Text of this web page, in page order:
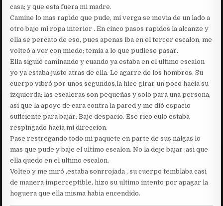
casa; y que esta fuera mi madre.
Camine lo mas rapido que pude, mi verga se movia de un lado a
otro bajo mi ropa interior . En cinco pasos rapidos la alcanze y
ella se percato de eso, pues apenas iba en el tercer escalon, me
volteó a ver con miedo; temia a lo que pudiese pasar.
Ella siguió caminando y cuando ya estaba en el ultimo escalon
yo ya estaba justo atras de ella. Le agarre de los hombros. Su
cuerpo vibró por unos segundos,la hice girar un poco hacia su
izquierda; las escaleras son pequeñas y solo para una persona,
asi que la apoye de cara contra la pared y me dió espacio
suficiente para bajar. Baje despacio. Ese rico culo estaba
respingado hacia mi direccion.
Pase restregando todo mi paquete en parte de sus nalgas lo
mas que pude y baje el ultimo escalon. No la deje bajar ;asi que
ella quedo en el ultimo escalon.
Volteo y me miró ,estaba sonrrojada , su cuerpo temblaba casi
de manera imperceptible, hizo su ultimo intento por apagar la
hoguera que ella misma habia encendido.